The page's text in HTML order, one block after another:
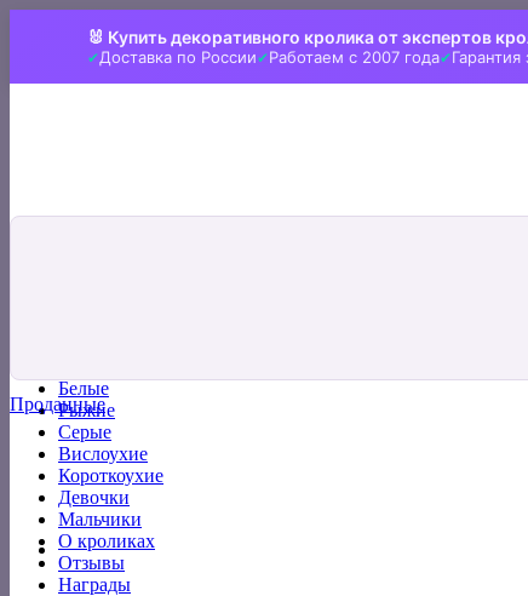
🐰 Купить декоративного кролика от экспертов
Доставка по России Работаем с 2007 года Гарантия
Белые
Рыжие
Серые
Вислоухие
Короткоухие
Девочки
Мальчики
О кроликах
Отзывы
Награды
Проданные